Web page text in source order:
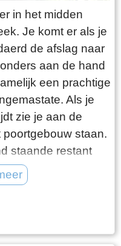
sprake van een
vissers van
mee gestopt.
het dus nog vol
Laaksum. Ik hoor
leeftijd zijn, in
hoop dat ze het
tot aan hun
zij ermee stoppen
in het midden
Je komt er als je
de afslag naar
aan de hand
een prachtige
Als je
zie je aan de
staan.
staande restant
geeft
In het
om het park eens